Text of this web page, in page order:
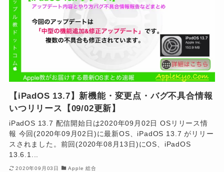
【iPadOS 13.7】新機能・変更点・バグ不具合情報
いつリリース【09/02更新】
iPadOS 13.7 配信開始日は2020年09月02日 OSリリース情
報 今回(2020年09月02日)に最新OS、iPadOS 13.7 がリリー
スされました。前回(2020年08月13日)にOS、iPadOS
13.6.1...
2020年09月03日 Apple 総合